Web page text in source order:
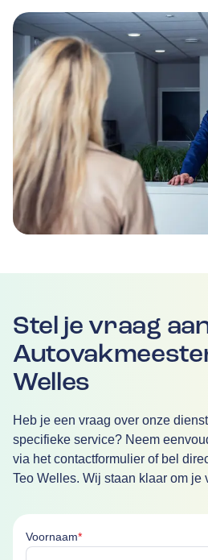
Stel je vraag
Welles
Heb je een vraag over onze
specifieke service? Neem
via het contactformulier of bel
Teo Welles. Wij staan klaar om je
Voornaam*Voornaam is verplicht